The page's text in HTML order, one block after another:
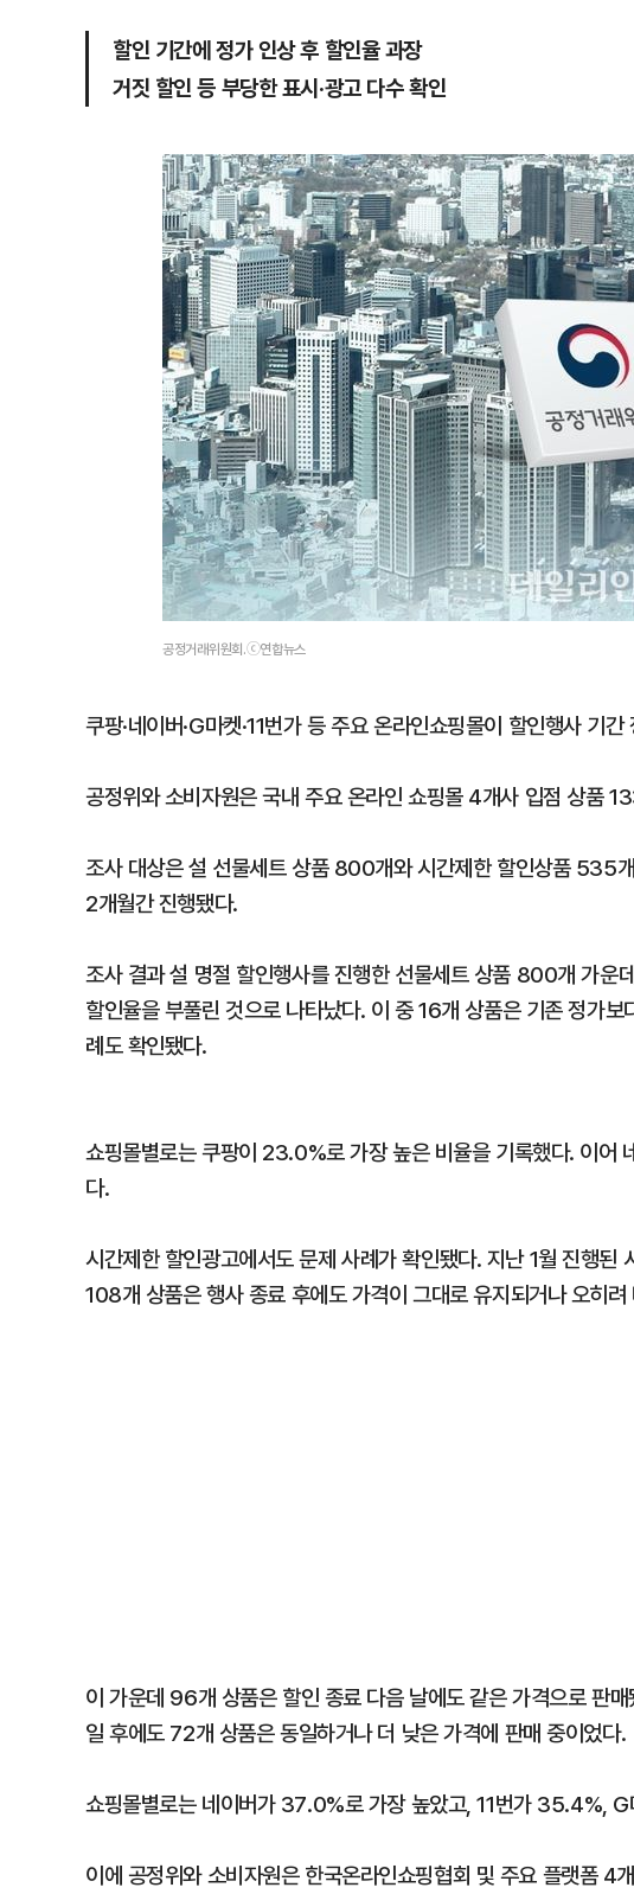
할인 기간에 정가 인상 후 할인율 과장
거짓 할인 등 부당한 표시·광고 다수 확인
공정거래위원회.ⓒ연합뉴스
쿠팡·네이버·G마켓·11번가 등 주요 온라인쇼핑몰이 할인행사 기
공정위와 소비자원은 국내 주요 온라인 쇼핑몰 4개사 입점 상품
조사 대상은 설 선물세트 상품 800개와 시간제한 할인상품 535
2개월간 진행됐다.
조사 결과 설 명절 할인행사를 진행한 선물세트 상품 800개 가
할인율을 부풀린 것으로 나타났다. 이 중 16개 상품은 기존 정가
례도 확인됐다.
쇼핑몰별로는 쿠팡이 23.0%로 가장 높은 비율을 기록했다. 이
다.
시간제한 할인광고에서도 문제 사례가 확인됐다. 지난 1월 진행
108개 상품은 행사 종료 후에도 가격이 그대로 유지되거나 오히려
이 가운데 96개 상품은 할인 종료 다음 날에도 같은 가격으로 판
일 후에도 72개 상품은 동일하거나 더 낮은 가격에 판매 중이었다.
쇼핑몰별로는 네이버가 37.0%로 가장 높았고, 11번가 35.4%,
이에 공정위와 소비자원은 한국온라인쇼핑협회 및 주요 플랫폼 4